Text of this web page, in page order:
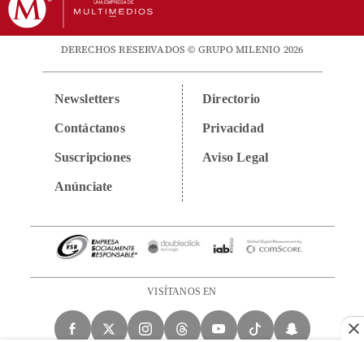
DERECHOS RESERVADOS © GRUPO MILENIO 2026
Newsletters
Contáctanos
Suscripciones
Anúnciate
Directorio
Privacidad
Aviso Legal
VISÍTANOS EN